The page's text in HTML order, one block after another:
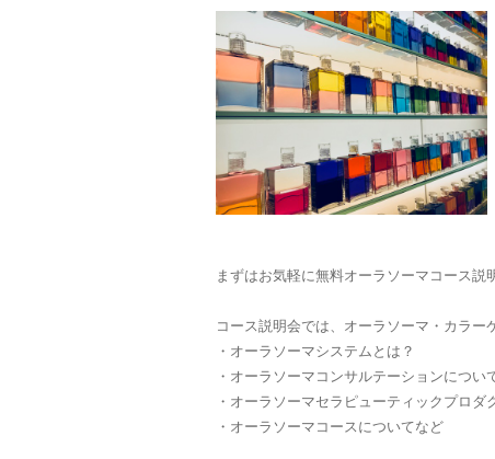
まずはお気軽に無料オーラソーマコース説
コース説明会では、オーラソーマ・カラー
・オーラソーマシステムとは？
・オーラソーマコンサルテーションについ
・オーラソーマセラピューティックプロ
・オーラソーマコースについてなど